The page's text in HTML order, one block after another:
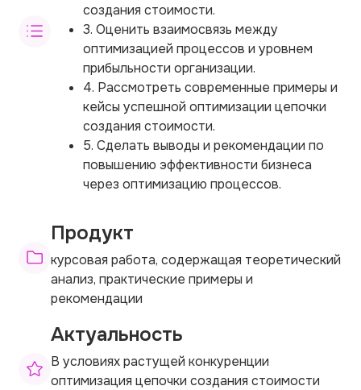
создания стоимости.
3. Оценить взаимосвязь между
оптимизацией процессов и уровнем
прибыльности организации.
4. Рассмотреть современные примеры и
кейсы успешной оптимизации цепочки
создания стоимости.
5. Сделать выводы и рекомендации по
повышению эффективности бизнеса
через оптимизацию процессов.
Продукт
курсовая работа, содержащая теоретический
анализ, практические примеры и
рекомендации
Актуальность
В условиях растущей конкуренции
оптимизация цепочки создания стоимости